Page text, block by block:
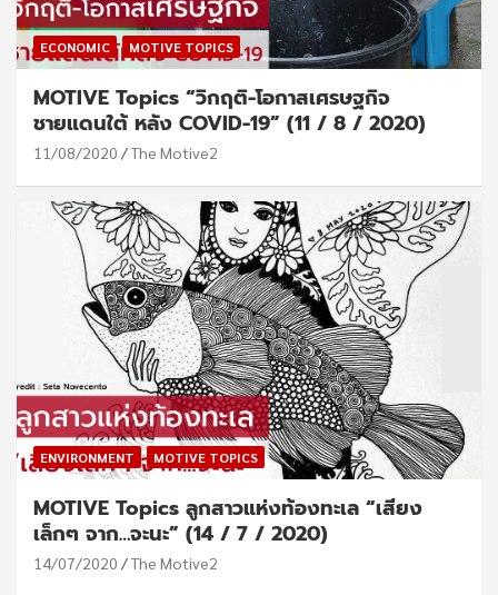
ECONOMIC MOTIVE TOPICS
MOTIVE Topics “วิกฤติ-โอกาสเศรษฐกิจ
ชายแดนใต้ หลัง COVID-19” (11 / 8 / 2020)
11/08/2020 The Motive2
ENVIRONMENT MOTIVE TOPICS
MOTIVE Topics ลูกสาวแห่งท้องทะเล “เสียง
เล็กๆ จาก…จะนะ” (14 / 7 / 2020)
14/07/2020 The Motive2